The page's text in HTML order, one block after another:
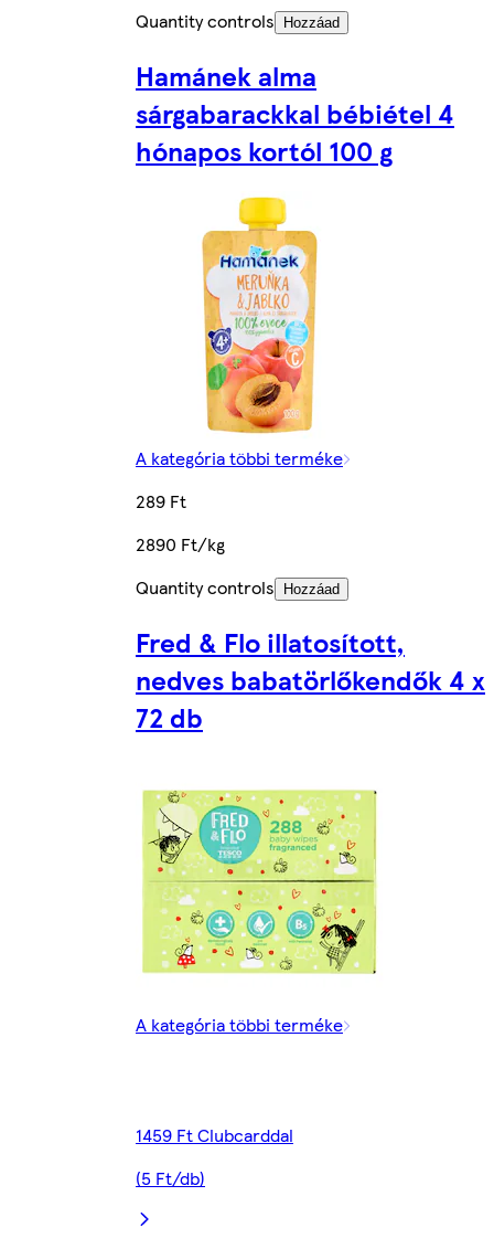
Quantity controls Hozzáad
Hamánek alma
sárgabarackkal bébiétel 4
hónapos kortól 100 g
A kategória többi terméke
289 Ft
2890 Ft/kg
Quantity controls
Hozzáad
Fred & Flo illatosított,
nedves babatörlőkendők 4 x
72 db
A kategória többi terméke
1459 Ft Clubcarddal
(5 Ft/db)